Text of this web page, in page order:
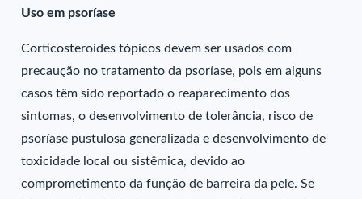
Uso em psoríase
Corticosteroides tópicos devem ser usados com
precaução no tratamento da psoríase, pois em alguns
casos têm sido reportado o reaparecimento dos
sintomas, o desenvolvimento de tolerância, risco de
psoríase pustulosa generalizada e desenvolvimento de
toxicidade local ou sistêmica, devido ao
comprometimento da função de barreira da pele. Se